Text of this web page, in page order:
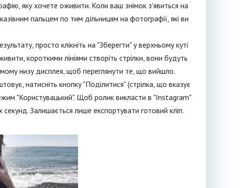
яку хочете оживити. Коли ваш знімок з'явиться на
пальцем по тим дільницям на фотографії, які ви
просто клікніть на "Зберегти" у верхньому куті
короткими лініями створіть стрілки, вони будуть
низу дисплея, щоб переглянути те, що вийшло.
натисніть кнопку "Поділитися" (стрілка, що вказує
"Користувацький". Щоб ролик викласти в "Instagram"
Залишається лише експортувати готовий кліп.